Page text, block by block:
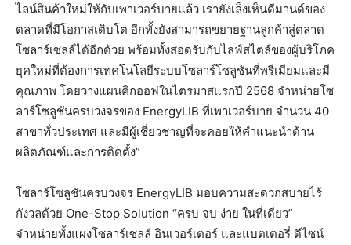
ไลน์สินค้าใหม่ให้กับเพาเวอร์บายแล้ว เรายังเล็งเห็นดีมานด์ของ
ตลาดที่มีโอกาสเติบโต อีกทั้งยังสามารถขยายฐานลูกค้าสู่ตลาด
โซลาร์เซลล์ได้อีกด้วย พร้อมทั้งสอดรับกับไลฟ์สไตล์ของผู้บริโภค
ยุคใหม่ที่ต้องการเทคโนโลยีระบบโซลาร์โซลูชันที่พรีเมียมและมี
คุณภาพ โดยวางแผนคิกออฟในไตรมาสแรกปี 2568 จำหน่ายโซ
ลาร์โซลูชันครบวงจรของ EnergyLIB ที่เพาเวอร์บาย จำนวน 40
สาขาทั่วประเทศ และมีผู้เชี่ยวชาญที่จะคอยให้คำแนะนำด้าน
ผลิตภัณฑ์และการติดตั้ง”
โซลาร์โซลูชันครบวงจร EnergyLIB มอบความสะดวกสบายไร้
กังวลด้วย One-Stop Solution “ครบ จบ ง่าย ในที่เดียว”
จำหน่ายทั้งแผงโซลาร์เซลล์ อินเวอร์เตอร์ และแบตเตอรี่ ดีไซน์